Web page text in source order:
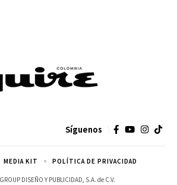
Síguenos
DISEÑO Y PUBLICIDAD, S.A. de C.V.
MEDIA KIT POLÍTICA DE PRIVACIDAD